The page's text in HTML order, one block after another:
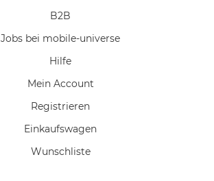
B2B
Jobs bei mobile-universe
Hilfe
Mein Account
Registrieren
Einkaufswagen
Wunschliste